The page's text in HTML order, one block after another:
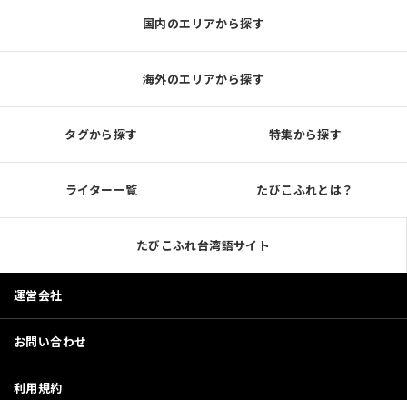
国内のエリアから探す
海外のエリアから探す
タグから探す 特集から探す
ライター一覧 たびこふれとは？
たびこふれ台湾語サイト
運営会社
お問い合わせ
利用規約